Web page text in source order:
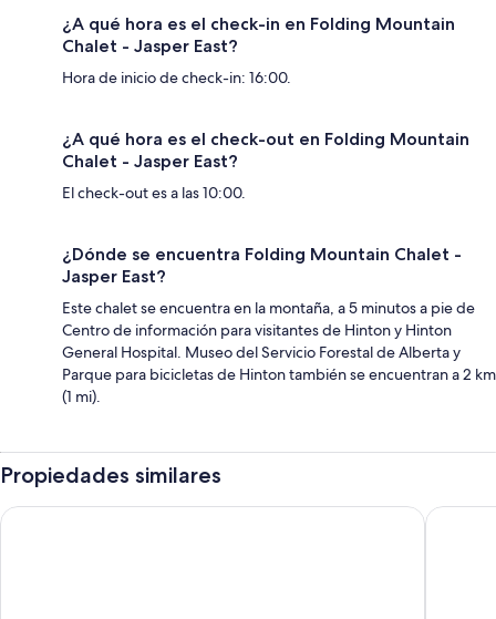
¿A qué hora es el check-in en Folding Mountain
Chalet - Jasper East?
Hora de inicio de check-in: 16:00.
¿A qué hora es el check-out en Folding Mountain
Chalet - Jasper East?
El check-out es a las 10:00.
¿Dónde se encuentra Folding Mountain Chalet -
Jasper East?
Este chalet se encuentra en la montaña, a 5 minutos a pie de
Centro de información para visitantes de Hinton y Hinton
General Hospital. Museo del Servicio Forestal de Alberta y
Parque para bicicletas de Hinton también se encuentran a 2 km
(1 mi).
Propiedades similares
Jasper East Cabins